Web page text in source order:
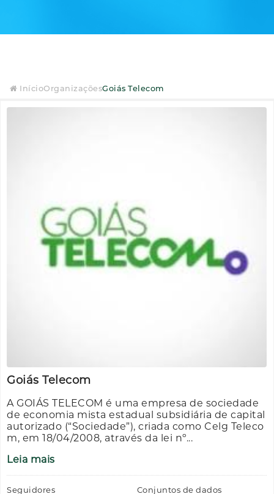
InícioOrganizaçõesGoiás Telecom
Goiás Telecom
A GOIÁS TELECOM é uma empresa de sociedade
de economia mista estadual subsidiária de capital
autorizado (“Sociedade”), criada como Celg Teleco
m, em 18/04/2008, através da lei nº...
Leia mais
Seguidores Conjuntos de dados